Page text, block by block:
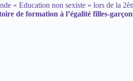
« Education non sexiste » lors de la
de formation à l’égalité filles-